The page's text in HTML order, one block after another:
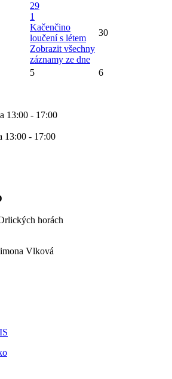
29
1
Kačenčino
loučení s létem
Zobrazit všechny
záznamy ze dne
30
5 6
13:00 - 17:00
13:00 - 17:00
horách
Vlková